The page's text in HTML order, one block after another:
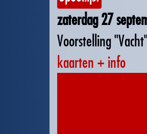
zaterdag 27
Voorstelling "Vacht"
kaarten + info